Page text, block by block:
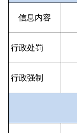
信息内容
行政处罚
行政强制